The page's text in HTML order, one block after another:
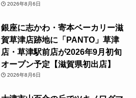
2026年8月6日
銀座に志かわ・寄本ベーカリー滋
賀草津店跡地に「PANTO」草津
店・草津駅前店が2026年9月初旬
オープン予定【滋賀県初出店】
2026年8月6日